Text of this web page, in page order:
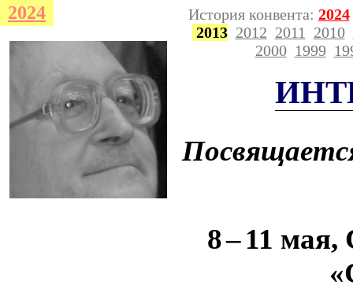
2024 История конвента: 2024
2013 2012 2011 2010
2000 1999
8–11 мая,